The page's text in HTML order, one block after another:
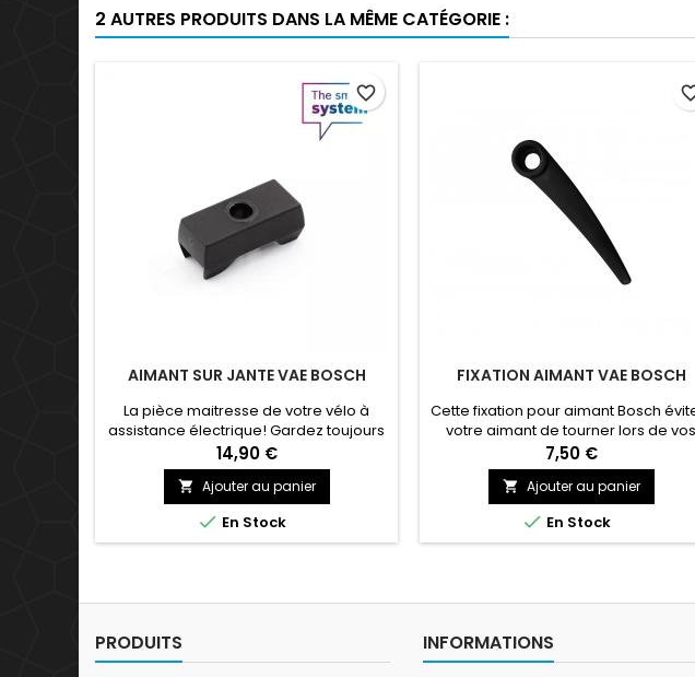
2 AUTRES PRODUITS DANS LA MÊME CATÉGORIE :
AIMANT SUR JANTE VAE BOSCH
La pièce maitresse de votre vélo à
assistance électrique! Gardez toujours
un aimant dans votre sac à dos lors de
vos rando pour ne pas finir à pied...!
14,90 €
 Ajouter au panier
 En Stock
favorite_border
FIXATION AIMANT VAE BOSCH
Cette fixation pour aimant Bosch
votre aimant de tourner lors de vos
balades.
7,50 €
 Ajouter au panier
 En Stock
PRODUITS INFORMATIONS